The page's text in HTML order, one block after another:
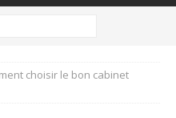
choisir le bon cabinet